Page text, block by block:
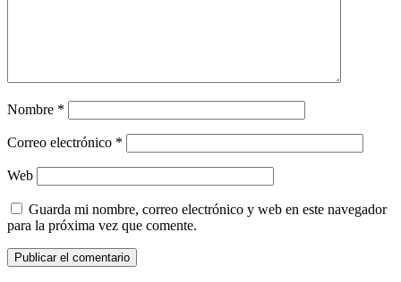
Nombre *
Correo electrónico *
Web
Guarda mi nombre, correo electrónico y web en este navegador
para la próxima vez que comente.